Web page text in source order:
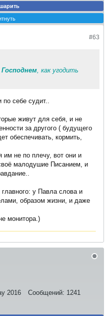
#63
, как угодить
по себе судит..
живут для себя, и не
за другого ( будущего
обеспечивать, кормить,
им не по плечу, вот они и
малодушие Писанием, и
у Павла слова и
образом жизни, и даже
монитора.)
2016 Сообщений: 1241